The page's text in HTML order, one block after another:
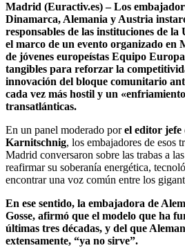
Madrid (Euractiv.es) – Los
Dinamarca, Alemania y Austria
responsables de las instituciones de
el marco de un evento organizado en
de jóvenes europeístas Equipo
tangibles para reforzar la
innovación del bloque comunitario
cada vez más hostil y un
transatlánticas.
En un panel moderado porel editor
Karnitschnig, los embajadores de esos
Madrid conversaron sobre las trabas a
reafirmar su soberanía energética,
encontrar una voz común entre los
En ese sentido, la embajadora de
Gosse, afirmó que el modelo que ha
últimas tres décadas, y del que
extensamente, “ya no sirve”.